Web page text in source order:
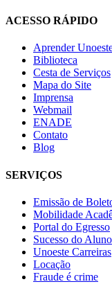
ACESSO RÁPIDO
Aprender
Biblioteca
Cesta de Serviços
Mapa do Site
Imprensa
Webmail
ENADE
Contato
Blog
SERVIÇOS
Emissão de
Mobilidade
Portal do Egresso
Sucesso do Aluno
Unoeste Carreiras
Locação
Fraude é crime